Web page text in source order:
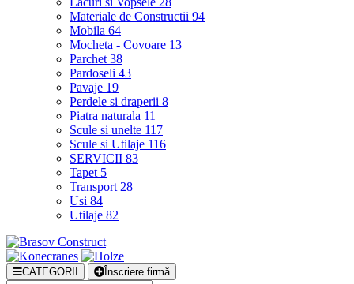
Materiale de Constructii 94
Mobila 64
Mocheta - Covoare 13
Parchet 38
Pardoseli 43
Pavaje 19
Perdele si draperii 8
Piatra naturala 11
Scule si unelte 117
Scule si Utilaje 116
SERVICII 83
Tapet 5
Transport 28
Usi 84
Utilaje 82
CATEGORII Înscriere firmă